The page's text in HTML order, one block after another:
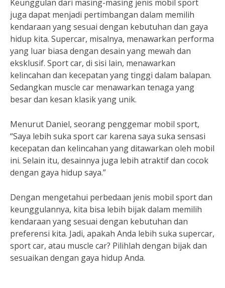
Keunggulan dari masing-masing jenis mobil sport
juga dapat menjadi pertimbangan dalam memilih
kendaraan yang sesuai dengan kebutuhan dan gaya
hidup kita. Supercar, misalnya, menawarkan performa
yang luar biasa dengan desain yang mewah dan
eksklusif. Sport car, di sisi lain, menawarkan
kelincahan dan kecepatan yang tinggi dalam balapan.
Sedangkan muscle car menawarkan tenaga yang
besar dan kesan klasik yang unik.
Menurut Daniel, seorang penggemar mobil sport,
“Saya lebih suka sport car karena saya suka sensasi
kecepatan dan kelincahan yang ditawarkan oleh mobil
ini. Selain itu, desainnya juga lebih atraktif dan cocok
dengan gaya hidup saya.”
Dengan mengetahui perbedaan jenis mobil sport dan
keunggulannya, kita bisa lebih bijak dalam memilih
kendaraan yang sesuai dengan kebutuhan dan
preferensi kita. Jadi, apakah Anda lebih suka supercar,
sport car, atau muscle car? Pilihlah dengan bijak dan
sesuaikan dengan gaya hidup Anda.